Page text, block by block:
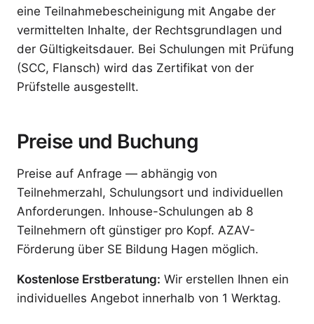
eine Teilnahmebescheinigung mit Angabe der
vermittelten Inhalte, der Rechtsgrundlagen und
der Gültigkeitsdauer. Bei Schulungen mit Prüfung
(SCC, Flansch) wird das Zertifikat von der
Prüfstelle ausgestellt.
Preise und Buchung
Preise auf Anfrage — abhängig von
Teilnehmerzahl, Schulungsort und individuellen
Anforderungen. Inhouse-Schulungen ab 8
Teilnehmern oft günstiger pro Kopf. AZAV-
Förderung über SE Bildung Hagen möglich.
Kostenlose Erstberatung: Wir erstellen Ihnen ein
individuelles Angebot innerhalb von 1 Werktag.